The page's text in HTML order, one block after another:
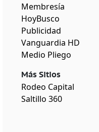
Membresía
HoyBusco
Publicidad
Vanguardia HD
Medio Pliego
Más Sitios
Rodeo Capital
Saltillo 360